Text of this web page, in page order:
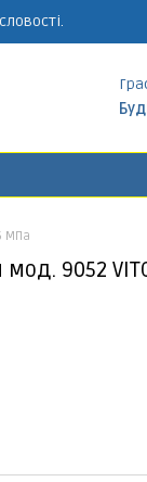
МПа
9052